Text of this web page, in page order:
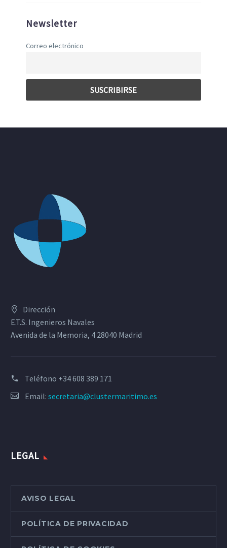
Newsletter
Correo electrónico
Dirección
E.T.S. Ingenieros Navales
Avenida de la Memoria, 4 28040 Madrid
Teléfono +34 608 389 171
Email: secretaria@clustermaritimo.es
LEGAL
AVISO LEGAL
POLÍTICA DE PRIVACIDAD